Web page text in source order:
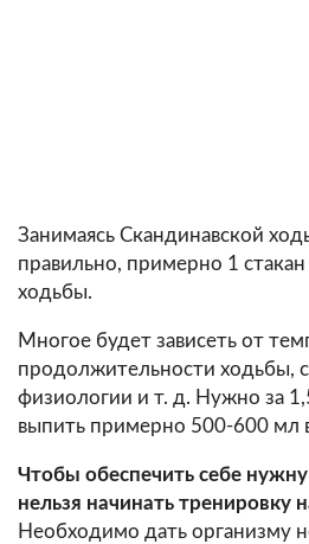
Занимаясь Скандинавской
правильно, примерно 1 стакан
ходьбы.
Многое будет зависеть от
продолжительности ходьбы,
физиологии и т. д. Нужно за
выпить примерно 500-600 мл
Чтобы обеспечить себе
нельзя начинать тренировку
Необходимо дать организму